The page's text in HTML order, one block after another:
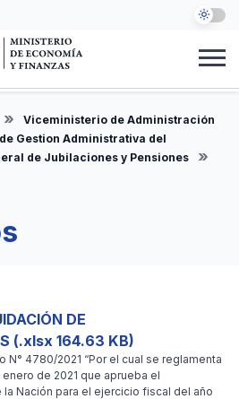
ES
Viceministerio de Administración
Gestion Administrativa del
de Jubilaciones y Pensiones
DE
(.xlsx 164.63 KB)
N° 4780/2021 “Por el cual se reglamenta
de 2021 que aprueba el
Nación para el ejercicio fiscal del año